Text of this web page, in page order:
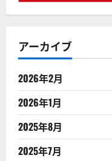
アーカイブ
2026年2月
2026年1月
2025年8月
2025年7月